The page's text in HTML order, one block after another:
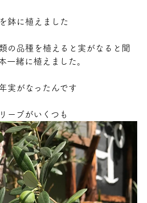
鉢に植えました
の品種を植えると実がなると聞
一緒に植えました。
実がなったんです
ーブがいくつも